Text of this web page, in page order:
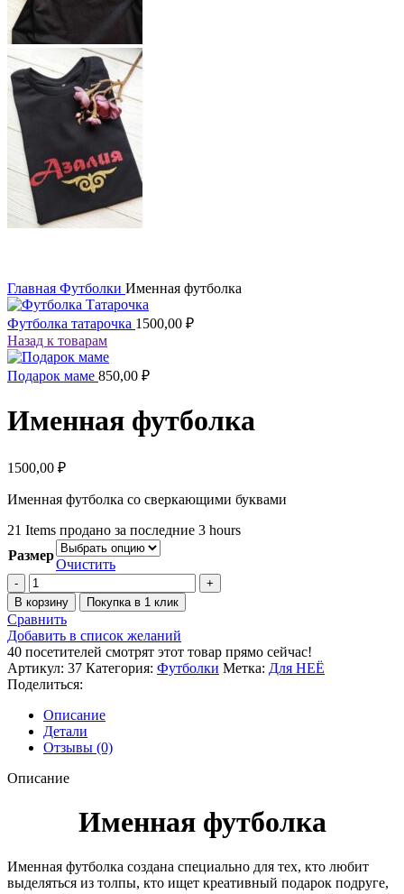
Главная Футболки Именная футболка
Футболка татарочка 1500,00 ₽
Назад к товарам
Подарок маме 850,00 ₽
Именная футболка
1500,00 ₽
Именная футболка со сверкающими буквами
21 Items продано за последние 3 hours
Размер
Очистить
В корзину Покупка в 1 клик
Сравнить
Добавить в список желаний
40 посетителей смотрят этот товар прямо сейчас!
Артикул: 37 Категория: Футболки Метка: Для НЕЁ
Поделиться:
Описание
Детали
Отзывы (0)
Описание
Именная футболка
Именная футболка создана специально для тех, кто любит
выделяться из толпы, кто ищет креативный подарок подруге,